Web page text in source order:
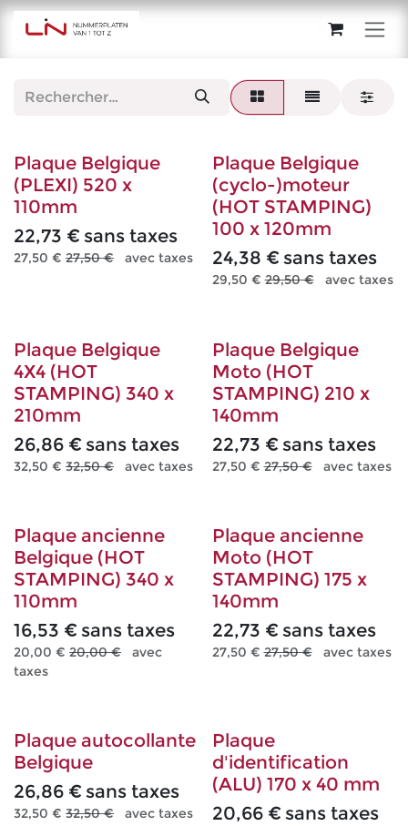
Se rendre au contenu
Plaque Belgique
(PLEXI) 520 x
110mm
22,73 € sans taxes
27,50 € 27,50€ avec taxes
Plaque Belgique
(cyclo-)moteur
(HOT STAMPING)
100 x 120mm
24,38 € sans taxes
29,50 € 29,50€ avec taxes
Plaque Belgique
4X4 (HOT
STAMPING) 340 x
210mm
26,86 € sans taxes
32,50 € 32,50€ avec taxes
Plaque Belgique
Moto (HOT
STAMPING) 210 x
140mm
22,73 € sans taxes
27,50 € 27,50€ avec taxes
Plaque ancienne
Belgique (HOT
STAMPING) 340 x
110mm
16,53 € sans taxes
20,00 € 20,00€
avec
taxes
Plaque ancienne
Moto (HOT
STAMPING) 175 x
140mm
22,73 € sans taxes
27,50 € 27,50€ avec taxes
Plaque autocollante
Belgique
26,86 € sans taxes
32,50 € 32,50€ avec taxes
Plaque
d'identification
(ALU) 170 x 40 mm
20,66€ sans taxes